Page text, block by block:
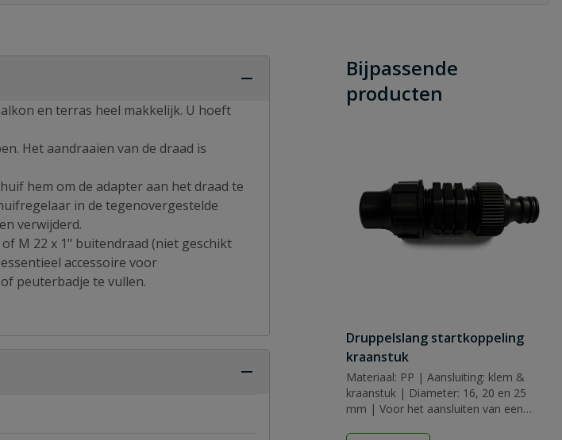
en terras heel makkelijk. U hoeft
Het aandraaien van de draad is
hem om de adapter aan het draad te
in de tegenovergestelde
verwijderd.
M 22 x 1" buitendraad (niet geschikt
accessoire voor
peuterbadje te vullen.
Bijpassende
producten
Druppelslang startkoppeling
kraanstuk
Materiaal: PP | Aansluiting: klem &
kraanstuk | Diameter: 16, 20 en 25
mm | Voor het aansluiten van een